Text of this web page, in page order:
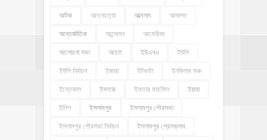
আটক আত্নহত্যা আত্মসাৎ আদালত
আন্তর্জাতিক আন্দোলন আমেরিকা
আলোচনা সভা আহত ইউএনও ইউপি
ইউপি নির্বাচন ইজারা ইটভাটা ইনকিলাব মঞ্চ
ইন্তেকাল ইফতার ইফতার মাহফিল ইয়াবা
ইলিশ ইসলামপুর ইসলামপুর পৌরসভা
ইসলামপুর পৌরসভা নির্বাচন ইসলামপুর প্রেসক্লাব